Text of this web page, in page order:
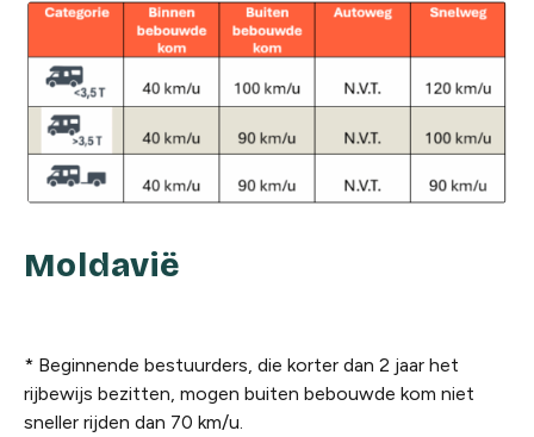
Moldavië
* Beginnende bestuurders, die korter dan 2 jaar het
rijbewijs bezitten, mogen buiten bebouwde kom niet
sneller rijden dan 70 km/u.